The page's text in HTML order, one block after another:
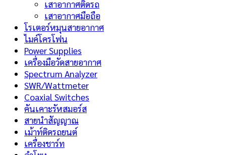
เสาอากาศติดรถ
เสาอากาศมือถือ
โรเตอร์หมุนสายอากาศ
ไมค์โครโฟน
Power Supplies
เครื่องมือวัดสายอากาศ
Spectrum Analyzer
SWR/Wattmeter
Coaxial Switches
คันเคาะรัหสมอร์ส
สายนำสัญญาณ
เม้าท์ติดรถยนต์
เครื่องชาร์ท